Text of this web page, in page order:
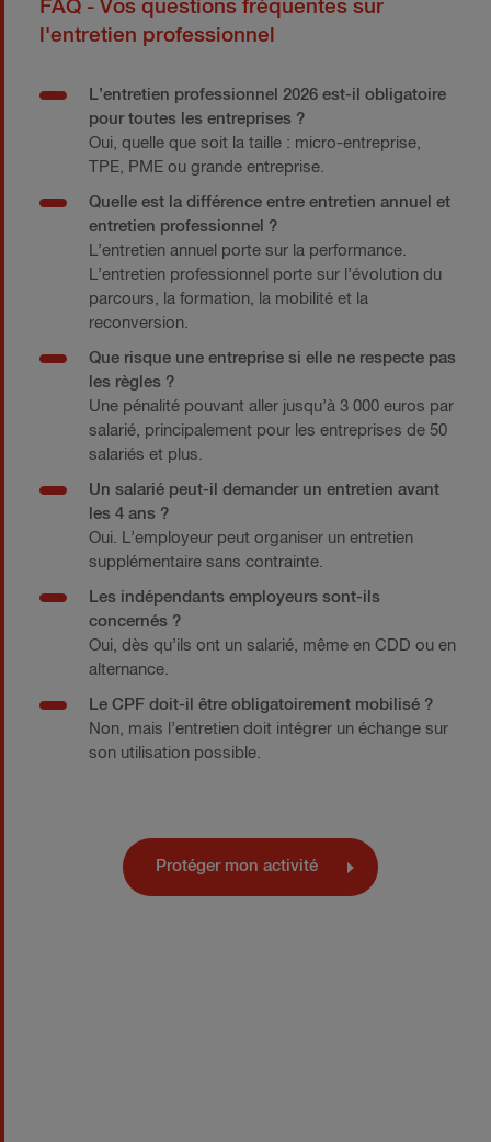
FAQ - Vos questions fréquentes sur
l'entretien professionnel
L’entretien professionnel 2026 est-il obligatoire
pour toutes les entreprises ?
Oui, quelle que soit la taille : micro-entreprise,
TPE, PME ou grande entreprise.
Quelle est la différence entre entretien annuel et
entretien professionnel ?
L’entretien annuel porte sur la performance.
L’entretien professionnel porte sur l’évolution du
parcours, la formation, la mobilité et la
reconversion.
Que risque une entreprise si elle ne respecte pas
les règles ?
Une pénalité pouvant aller jusqu’à 3 000 euros par
salarié, principalement pour les entreprises de 50
salariés et plus.
Un salarié peut-il demander un entretien avant
les 4 ans ?
Oui. L’employeur peut organiser un entretien
supplémentaire sans contrainte.
Les indépendants employeurs sont-ils
concernés ?
Oui, dès qu’ils ont un salarié, même en CDD ou en
alternance.
Le CPF doit-il être obligatoirement mobilisé ?
Non, mais l’entretien doit intégrer un échange sur
son utilisation possible.
Protéger mon activité